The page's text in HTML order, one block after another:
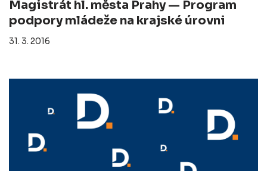
Magistrát hl. města Prahy — Program
podpory mládeže na krajské úrovni
31. 3. 2016